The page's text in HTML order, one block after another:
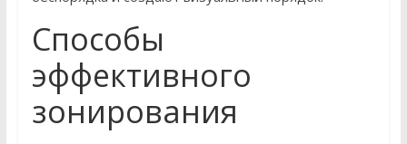
Способы
эффективного
зонирования